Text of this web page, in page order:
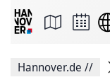
Seite
Facebook
Hannover.de //